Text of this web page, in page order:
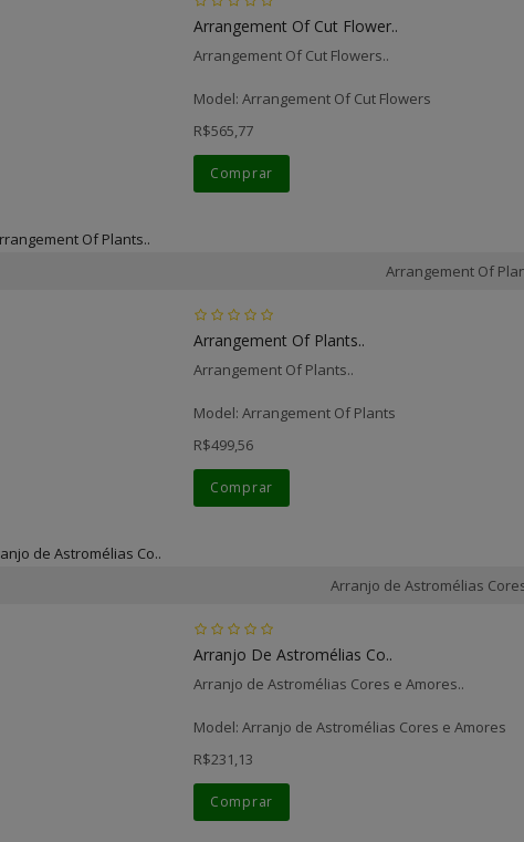
Arrangement Of Cut Flower..
Arrangement Of Cut Flowers..
Model: Arrangement Of Cut Flowers
R$565,77
Comprar
Arrangement Of
Arrangement Of Plants..
Arrangement Of Plants..
Model: Arrangement Of Plants
R$499,56
Comprar
Arranjo de Astromélias
Arranjo De Astromélias Co..
Arranjo de Astromélias Cores e Amores..
Model: Arranjo de Astromélias Cores e Amores
R$231,13
Comprar